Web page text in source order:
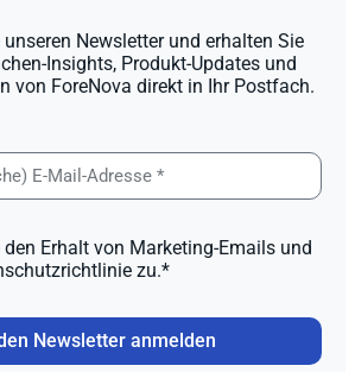
Newsletter und erhalten Sie
Insights, Produkt-Updates und
von ForeNova direkt in Ihr Postfach.
den Erhalt von Marketing-Emails und
zu.*
Newsletter anmelden